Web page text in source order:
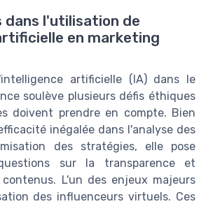
dans l'utilisation de
en marketing
artificielle (IA) dans le
soulève plusieurs défis éthiques
doivent prendre en compte. Bien
inégalée dans l'analyse des
des stratégies, elle pose
sur la transparence et
L'un des enjeux majeurs
des influenceurs virtuels. Ces